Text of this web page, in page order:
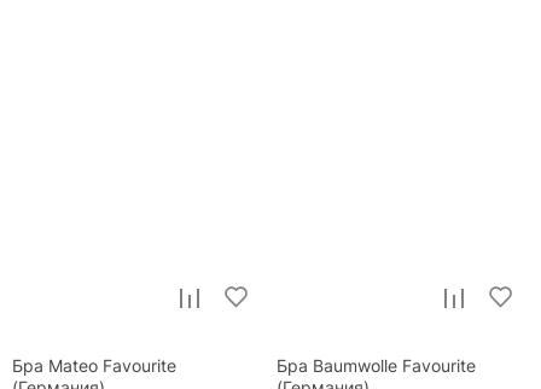
Бра Mateo Favourite
Бра Baumwolle Favourite